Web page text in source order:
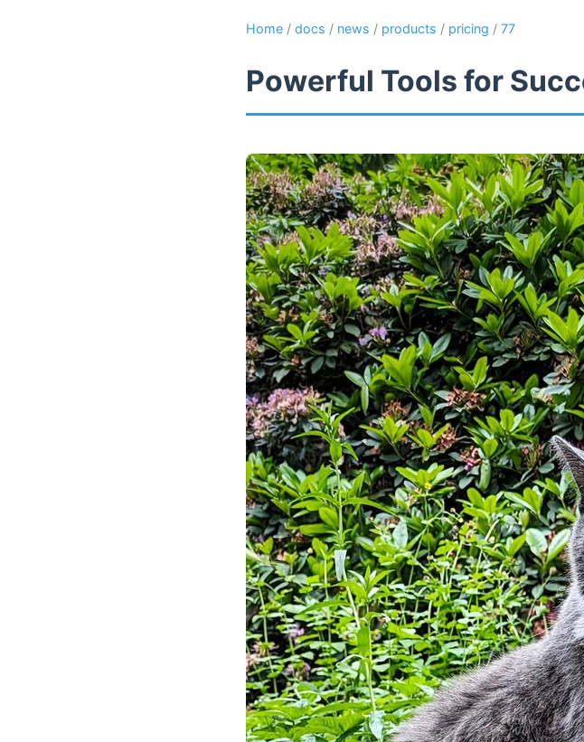
Home / docs / news / products / pricing / 77
Powerful Tools for